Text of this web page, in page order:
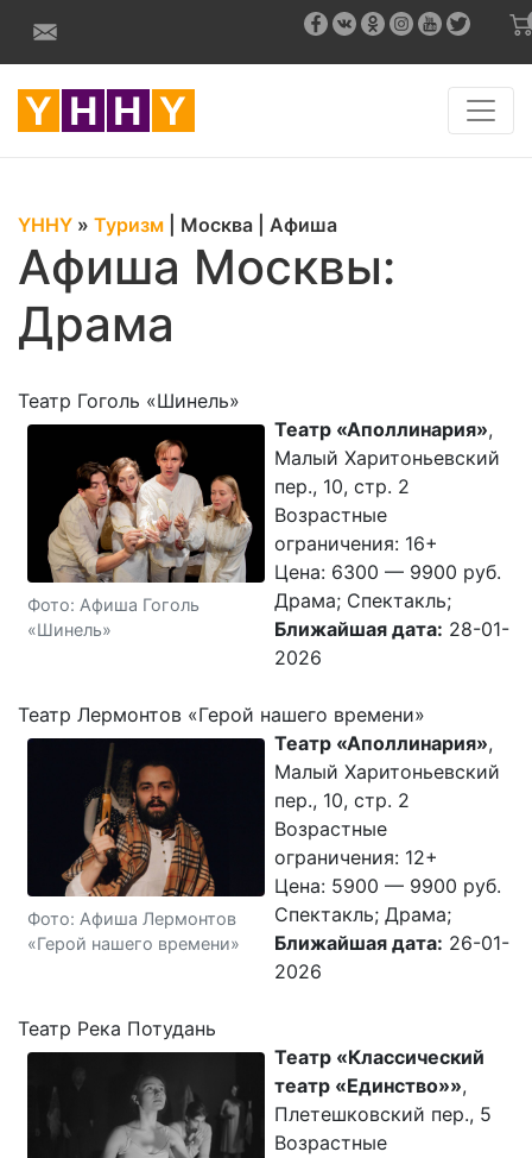
YHHY » Туризм Москва Афиша
Афиша Москвы:
Драма
Театр Гоголь «Шинель»
Фото: Афиша Гоголь
«Шинель»
Театр «Аполлинария»,
Малый Харитоньевский
пер., 10, стр. 2
Возрастные
ограничения: 16+
Цена: 6300 — 9900 руб.
Драма; Спектакль;
Ближайшая дата: 28-01-
2026
Театр Лермонтов «Герой нашего времени»
Фото: Афиша Лермонтов
«Герой нашего времени»
Театр «Аполлинария»,
Малый Харитоньевский
пер., 10, стр. 2
Возрастные
ограничения: 12+
Цена: 5900 — 9900 руб.
Спектакль; Драма;
Ближайшая дата: 26-01-
2026
Театр Река Потудань
Театр «Классический
театр «Единство»»,
Плетешковский пер., 5
Возрастные